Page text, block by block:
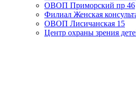
ОВОП Приморский пр 46
Филиал Женская
ОВОП Лисичанская 15
Центр охраны зрения